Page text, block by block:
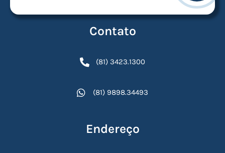
Contato
(81) 3423.1300
(81) 9898.34493
Endereço